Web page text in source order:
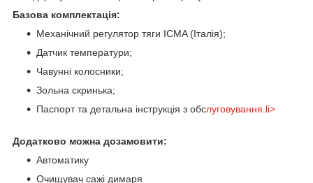
Базова комплектація:
Механічний регулятор тяги ICMA (Італія);
Датчик температури;
Чавунні колосники;
Зольна скринька;
Паспорт та детальна інструкція з обслуговування.li>
Додатково можна дозамовити:
Автоматику
Очищувач сажі димаря